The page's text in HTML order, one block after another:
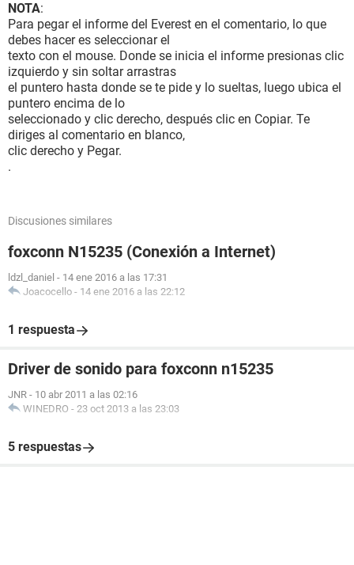
NOTA:
Para pegar el informe del Everest en el comentario, lo que
debes hacer es seleccionar el
texto con el mouse. Donde se inicia el informe presionas clic
izquierdo y sin soltar arrastras
el puntero hasta donde se te pide y lo sueltas, luego ubica el
puntero encima de lo
seleccionado y clic derecho, después clic en Copiar. Te
diriges al comentario en blanco,
clic derecho y Pegar.
.
Discusiones similares
foxconn N15235 (Conexión a Internet)
ldzl_daniel - 14 ene 2016 a las 17:31
Joacocello - 14 ene 2016 a las 22:12
1 respuesta
Driver de sonido para foxconn n15235
JNR - 10 abr 2011 a las 02:16
WINEDRO - 23 oct 2013 a las 23:03
5 respuestas